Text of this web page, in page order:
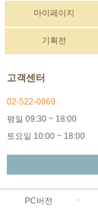
마이페이지
기획전
고객센터
02-522-0869
평일 09:30 ~ 18:00
토요일 10:00 ~ 18:00
PC버전